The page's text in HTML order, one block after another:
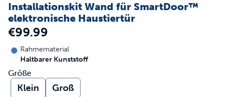
Installationskit Wand für SmartDoor™
elektronische Haustiertür
€99.99
Rahmematerial
Haltbarer Kunststoff
Größe
Klein Groß